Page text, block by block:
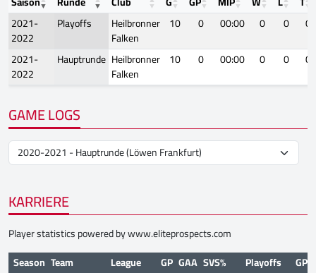
2021-
2022
Playoffs
Heilbronner
Falken
10 0 00:00 0 0
0
2021-
2022
Hauptrunde Heilbronner
Falken
10 0 00:00 0 0 0
GAME LOGS
KARRIERE
Player statistics powered bywww.eliteprospects.com
Season Team League GP GAA SVS% Playoffs GP